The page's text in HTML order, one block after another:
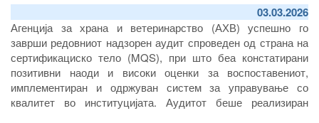
03.03.2026
Агенција за храна и ветеринарство (АХВ) успешно го
заврши редовниот надзорен аудит спроведен од страна на
сертификациско тело (MQS), при што беа констатирани
позитивни наоди и високи оценки за воспоставениот,
имплементиран и одржуван систем за управување со
квалитет во институцијата. Аудитот беше реализиран